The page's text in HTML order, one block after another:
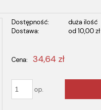
Dostępność:
duża ilość
Dostawa:
od 10,00 zł
płatności
Cena: 34,64 zł
op.